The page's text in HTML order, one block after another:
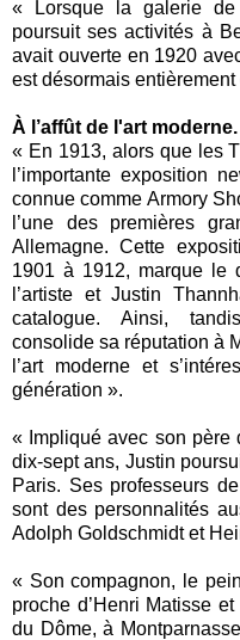
« Lorsque la galerie
poursuit ses activités à
avait ouverte en 1920
est désormais
À l’affût de l'art
« En 1913, alors que les
l’importante exposition
connue comme Armory
l’une des premières
Allemagne. Cette
1901 à 1912, marque le
l’artiste et Justin
catalogue. Ainsi,
consolide sa réputation à
l’art moderne et
génération ».
« Impliqué avec son père
dix-sept ans, Justin
Paris. Ses professeurs
sont des personnalités
Adolph Goldschmidt et
« Son compagnon, le
proche d’Henri Matisse
du Dôme, à